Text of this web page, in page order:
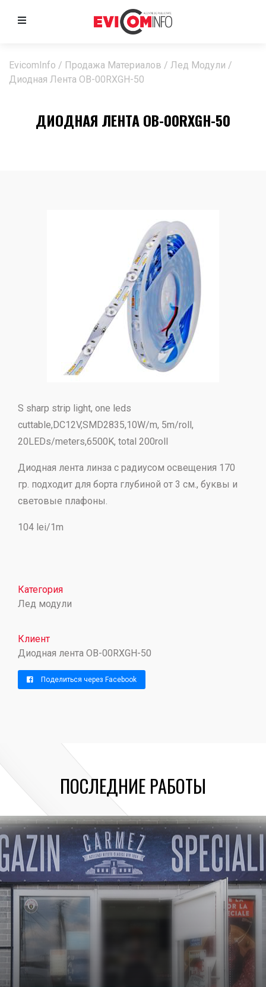
EvicomInfo / Продажа Материалов / Лед Модули /
Диодная Лента OB-00RXGH-50
ДИОДНАЯ ЛЕНТА OB-00RXGH-50
S sharp strip light, one leds
cuttable,DC12V,SMD2835,10W/m, 5m/roll,
20LEDs/meters,6500K, total 200roll
Диодная лента линза с радиусом освещения 170
гр. подходит для борта глубиной от 3 см., буквы и
световые плафоны.
104 lei/1m
Категория
Лед модули
Клиент
Диодная лента OB-00RXGH-50
Поделиться через Facebook
ПОСЛЕДНИЕ РАБОТЫ